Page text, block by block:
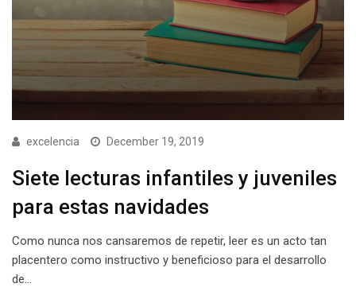
excelencia December 19, 2019
Siete lecturas infantiles y juveniles
para estas navidades
Como nunca nos cansaremos de repetir, leer es un acto tan
placentero como instructivo y beneficioso para el desarrollo
de…